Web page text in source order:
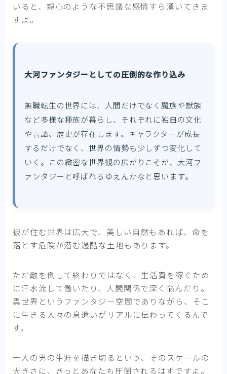
いると、親心のような不思議な感情すら湧いてきま
すよ。
大河ファンタジーとしての圧倒的な作り込み
無職転生の世界には、人間だけでなく魔族や獣族
など多様な種族が暮らし、それぞれに独自の文化
や言語、歴史が存在します。キャラクターが成長
するだけでなく、世界の情勢も少しずつ変化して
いく。この緻密な世界観の広がりこそが、大河フ
ァンタジーと呼ばれるゆえんかなと思います。
彼が住む世界は広大で、美しい自然もあれば、命を
落とす危険が潜む過酷な土地もあります。
ただ敵を倒して終わりではなく、生活費を稼ぐため
に汗水流して働いたり、人間関係で深く悩んだり。
異世界というファンタジー空間でありながら、そこ
に生きる人々の息遣いがリアルに伝わってくるんで
す。
一人の男の生涯を描き切るという、そのスケールの
大きさに、きっとあなたも圧倒されるはずですよ。